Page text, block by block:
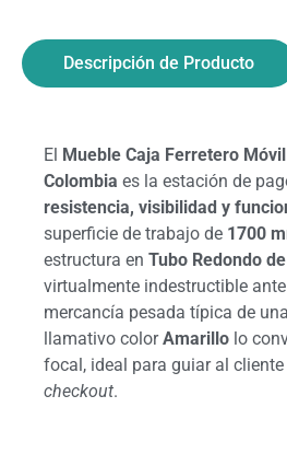
Descripción de Producto
El Mueble Caja Ferretero Móvil
Colombia es la estación de
resistencia, visibilidad y
superficie de trabajo de 1700
estructura en Tubo Redondo
virtualmente indestructible
mercancía pesada típica de
llamativo colorAmarillo lo
focal, ideal para guiar al cliente
checkout.